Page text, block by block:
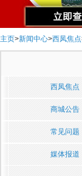
主页>新闻中心>西凤焦点
西凤焦点
商城公告
常见问题
媒体报道